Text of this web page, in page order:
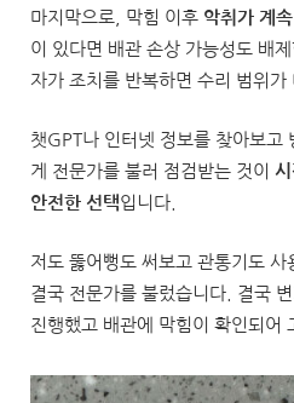
마지막으로, 막힘 이후 악취가 계
이 있다면 배관 손상 가능성도 배
자가 조치를 반복하면 수리 범위가
챗GPT나 인터넷 정보를 찾아보고
게 전문가를 불러 점검받는 것이
안전한 선택입니다.
저도 뚫어뻥도 써보고 관통기도
결국 전문가를 불렀습니다. 결국
진행했고 배관에 막힘이 확인되어